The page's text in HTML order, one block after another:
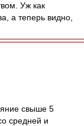
Уж как
а теперь видно,
свыше 5
средней и